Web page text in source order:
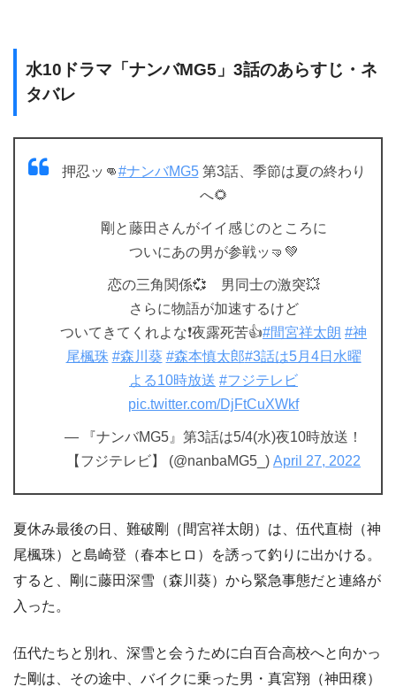
水10ドラマ「ナンバMG5」3話のあらすじ・ネ
タバレ
押忍ッ👊#ナンバMG5第3話、季節は夏の終わり
へ🌻
剛と藤田さんがイイ感じのところに
ついにあの男が参戦ッ🤜💚
恋の三角関係💞 男同士の激突💥
さらに物語が加速するけど
ついてきてくれよな❗夜露死苦👍#間宮祥太朗 #神
尾楓珠 #森川葵 #森本慎太郎#3話は5月4日水曜
よる10時放送 #フジテレビ
pic.twitter.com/DjFtCuXWkf
— 『ナンバMG5』第3話は5/4(水)夜10時放送！
【フジテレビ】 (@nanbaMG5_) April 27, 2022
夏休み最後の日、難破剛（間宮祥太朗）は、伍代直樹（神
尾楓珠）と島崎登（春本ヒロ）を誘って釣りに出かける。
すると、剛に藤田深雪（森川葵）から緊急事態だと連絡が
入った。
伍代たちと別れ、深雪と会うために白百合高校へと向かっ
た剛は、その途中、バイクに乗った男・真宮翔（神田穣）